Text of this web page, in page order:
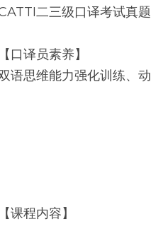
二三级口译考试真
【口译员素养】
语思维能力强化训练、
【课程内容】